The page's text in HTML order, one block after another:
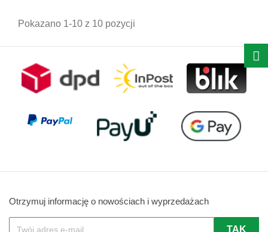
Pokazano 1-10 z 10 pozycji
Otrzymuj informację o nowościach i wyprzedażach